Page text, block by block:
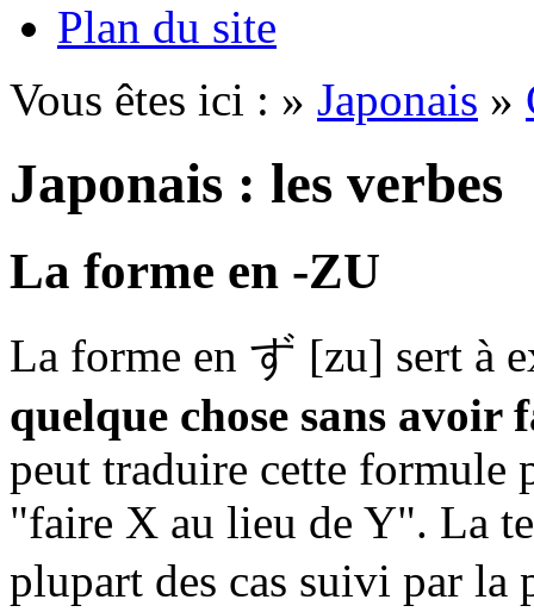
Plan du site
Vous êtes ici : » Japonais »
Japonais : les verbes
La forme en -ZU
La forme en ず [zu] sert à
quelque chose sans avoir
peut traduire cette
"faire X au lieu de Y". La
plupart des cas suivi par la